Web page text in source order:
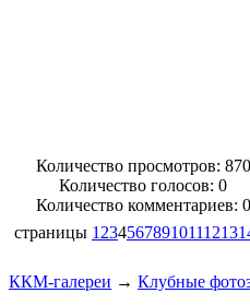
Количество просмотров: 870
Количество голосов:0
Количество комментариев: 0
страницы 1 2345678910111213
ККМ-галереи → Клубные